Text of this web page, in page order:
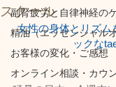
副腎疲労と自律神経の
精油（エッセンシャル
お客様の変化・ご感想
オンライン相談・カウ
スクール
女性の身体とリズム
ックな